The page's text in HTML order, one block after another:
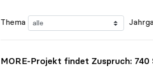
Thema
MORE-Projekt findet Zuspruch: